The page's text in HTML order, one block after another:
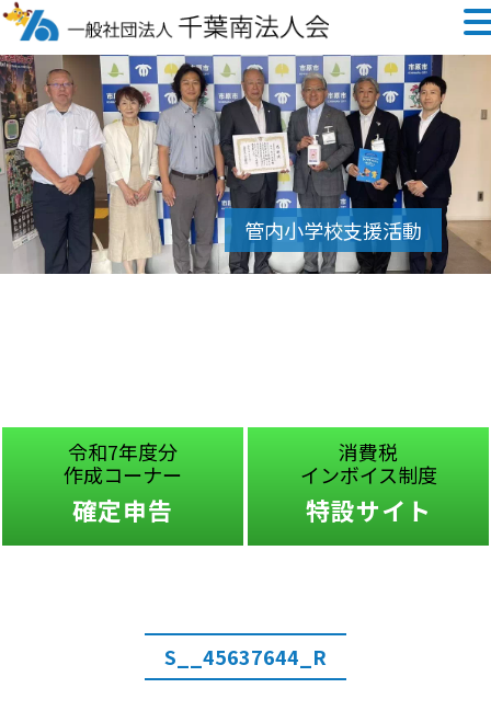
令和7年度分
作成コーナー
確定申告
消費税
インボイス制度
特設サイト
S__45637644_R